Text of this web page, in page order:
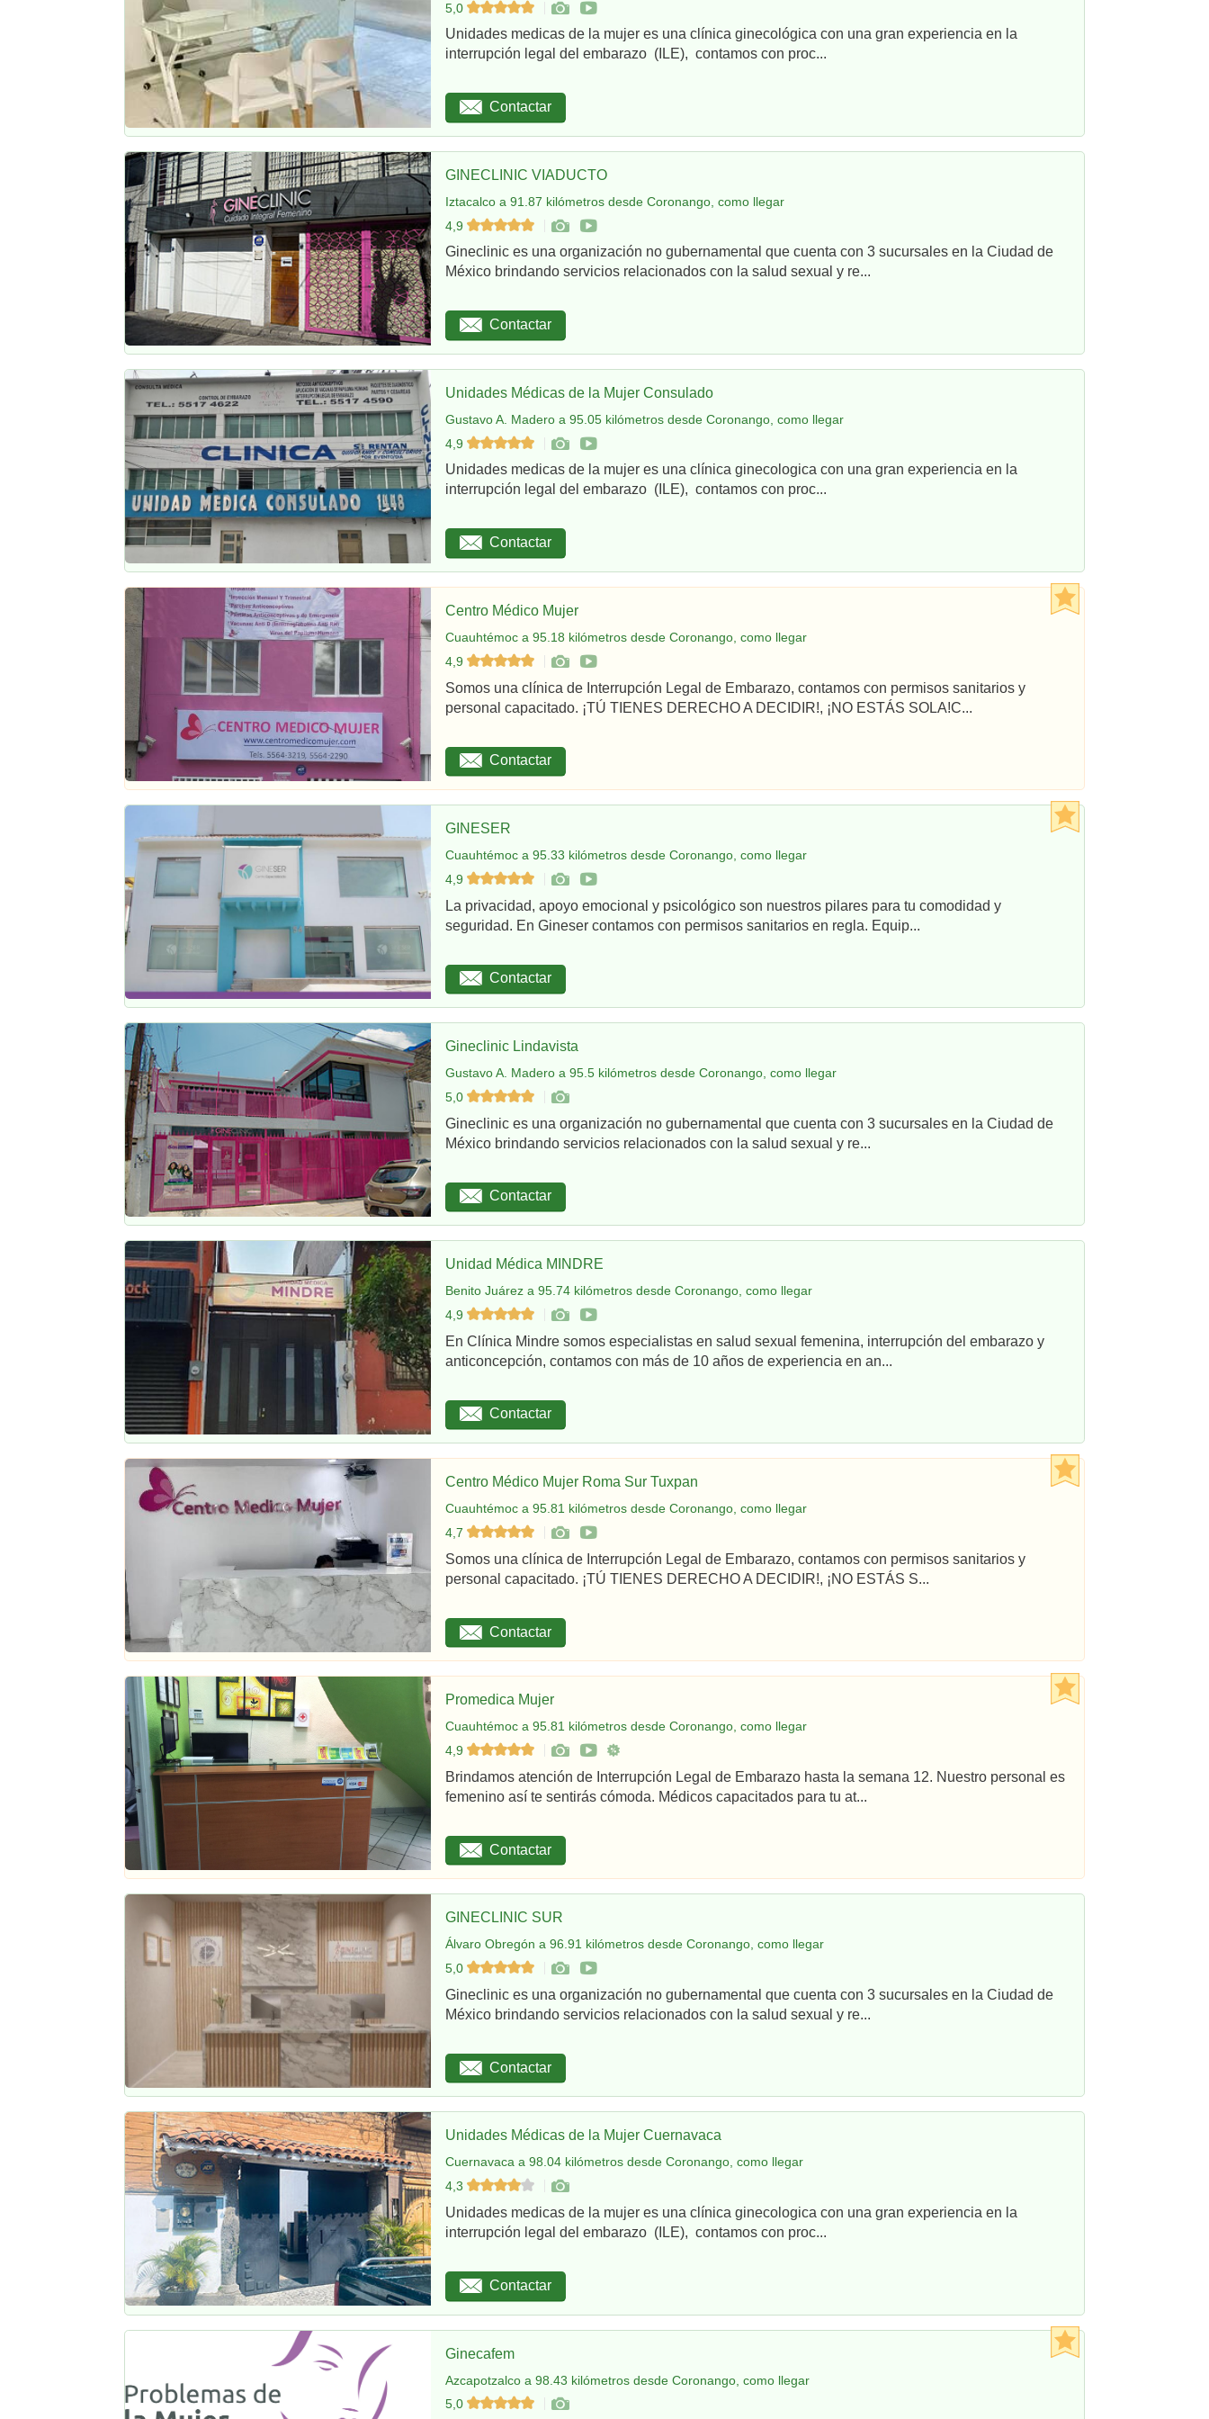
5,0
Unidades medicas de la mujer es una clínica ginecológica con una gran experiencia en la
interrupción legal del embarazo (ILE), contamos con proc...
Contactar
GINECLINIC VIADUCTO
Iztacalco a 91.87 kilómetros desde Coronango, como llegar
4,9
Gineclinic es una organización no gubernamental que cuenta con 3 sucursales en la Ciudad de
México brindando servicios relacionados con la salud sexual y re...
Contactar
Unidades Médicas de la Mujer Consulado
Gustavo A. Madero a 95.05 kilómetros desde Coronango, como llegar
4,9
Unidades medicas de la mujer es una clínica ginecologica con una gran experiencia en la
interrupción legal del embarazo (ILE), contamos con proc...
Contactar
Centro Médico Mujer
Cuauhtémoc a 95.18 kilómetros desde Coronango, como llegar
4,9
Somos una clínica de Interrupción Legal de Embarazo, contamos con permisos sanitarios y
personal capacitado. ¡TÚ TIENES DERECHO A DECIDIR!, ¡NO ESTÁS SOLA!C...
Contactar
GINESER
Cuauhtémoc a 95.33 kilómetros desde Coronango, como llegar
4,9
La privacidad, apoyo emocional y psicológico son nuestros pilares para tu comodidad y
seguridad. En Gineser contamos con permisos sanitarios en regla. Equip...
Contactar
Gineclinic Lindavista
Gustavo A. Madero a 95.5 kilómetros desde Coronango, como llegar
5,0
Gineclinic es una organización no gubernamental que cuenta con 3 sucursales en la Ciudad de
México brindando servicios relacionados con la salud sexual y re...
Contactar
Unidad Médica MINDRE
Benito Juárez a 95.74 kilómetros desde Coronango, como llegar
4,9
En Clínica Mindre somos especialistas en salud sexual femenina, interrupción del embarazo y
anticoncepción, contamos con más de 10 años de experiencia en an...
Contactar
Centro Médico Mujer Roma Sur Tuxpan
Cuauhtémoc a 95.81 kilómetros desde Coronango, como llegar
4,7
Somos una clínica de Interrupción Legal de Embarazo, contamos con permisos sanitarios y
personal capacitado. ¡TÚ TIENES DERECHO A DECIDIR!, ¡NO ESTÁS S...
Contactar
Promedica Mujer
Cuauhtémoc a 95.81 kilómetros desde Coronango, como llegar
4,9
Brindamos atención de Interrupción Legal de Embarazo hasta la semana 12. Nuestro personal es
femenino así te sentirás cómoda. Médicos capacitados para tu at...
Contactar
GINECLINIC SUR
Álvaro Obregón a 96.91 kilómetros desde Coronango, como llegar
5,0
Gineclinic es una organización no gubernamental que cuenta con 3 sucursales en la Ciudad de
México brindando servicios relacionados con la salud sexual y re...
Contactar
Unidades Médicas de la Mujer Cuernavaca
Cuernavaca a 98.04 kilómetros desde Coronango, como llegar
4,3
Unidades medicas de la mujer es una clínica ginecologica con una gran experiencia en la
interrupción legal del embarazo (ILE), contamos con proc...
Contactar
Ginecafem
Azcapotzalco a 98.43 kilómetros desde Coronango, como llegar
5,0